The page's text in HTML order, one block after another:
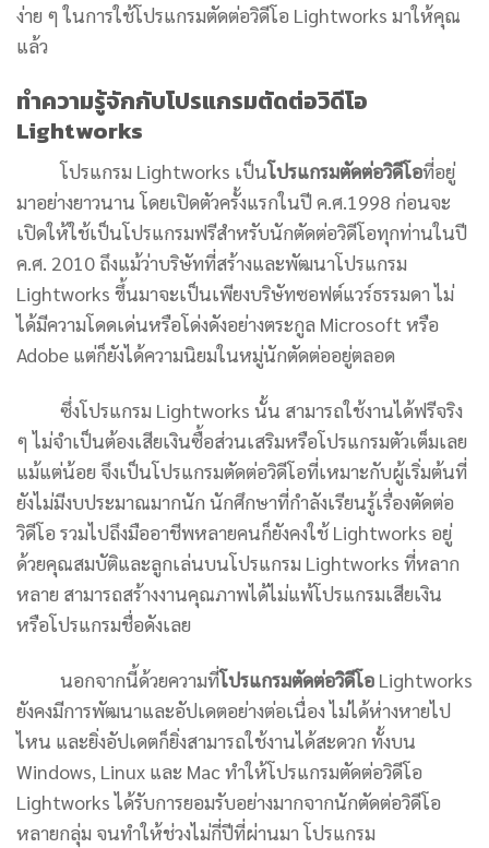
ง่าย ๆ ในการใช้โปรแกรมตัดต่อวิดีโอ Lightworks มาให้คุณ
แล้ว
ทำความรู้จักกับโปรแกรมตัดต่อวิดีโอ
Lightworks
โปรแกรม Lightworks เป็นโปรแกรมตัดต่อวิดีโอที่อยู่
มาอย่างยาวนาน โดยเปิดตัวครั้งแรกในปี ค.ศ.1998 ก่อนจะ
เปิดให้ใช้เป็นโปรแกรมฟรีสำหรับนักตัดต่อวิดีโอทุกท่านในปี
ค.ศ. 2010 ถึงแม้ว่าบริษัทที่สร้างและพัฒนาโปรแกรม
Lightworks ขึ้นมาจะเป็นเพียงบริษัทซอฟต์แวร์ธรรมดา ไม่
ได้มีความโดดเด่นหรือโด่งดังอย่างตระกูล Microsoft หรือ
Adobe แต่ก็ยังได้ความนิยมในหมู่นักตัดต่ออยู่ตลอด
ซึ่งโปรแกรม Lightworks นั้น สามารถใช้งานได้ฟรีจริง
ๆ ไม่จำเป็นต้องเสียเงินซื้อส่วนเสริมหรือโปรแกรมตัวเต็มเลย
แม้แต่น้อย จึงเป็นโปรแกรมตัดต่อวิดีโอที่เหมาะกับผู้เริ่มต้นที่
ยังไม่มีงบประมาณมากนัก นักศึกษาที่กำลังเรียนรู้เรื่องตัดต่อ
วิดีโอ รวมไปถึงมืออาชีพหลายคนก็ยังคงใช้ Lightworks อยู่
ด้วยคุณสมบัติและลูกเล่นบนโปรแกรม Lightworks ที่หลาก
หลาย สามารถสร้างงานคุณภาพได้ไม่แพ้โปรแกรมเสียเงิน
หรือโปรแกรมชื่อดังเลย
นอกจากนี้ด้วยความที่โปรแกรมตัดต่อวิดีโอ Lightworks
ยังคงมีการพัฒนาและอัปเดตอย่างต่อเนื่อง ไม่ได้ห่างหายไป
ไหน และยิ่งอัปเดตก็ยิ่งสามารถใช้งานได้สะดวก ทั้งบน
Windows, Linux และ Mac ทำให้โปรแกรมตัดต่อวิดีโอ
Lightworks ได้รับการยอมรับอย่างมากจากนักตัดต่อวิดีโอ
หลายกลุ่ม จนทำให้ช่วงไม่กี่ปีที่ผ่านมา โปรแกรม